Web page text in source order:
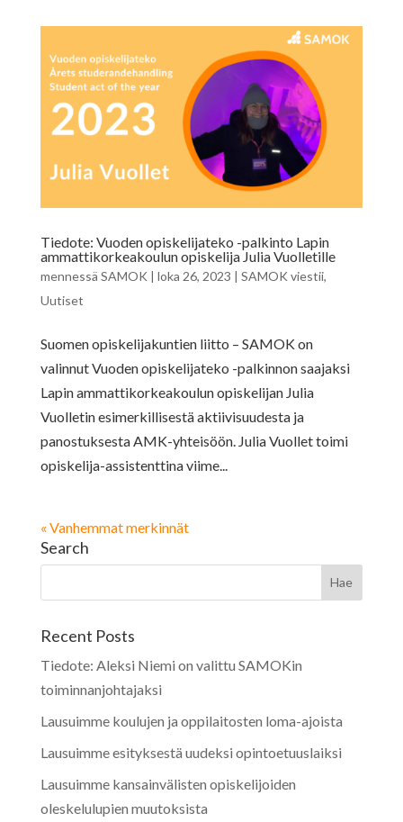
Tiedote: Vuoden opiskelijateko -palkinto Lapin
ammattikorkeakoulun opiskelija Julia Vuolletille
mennessä SAMOK | loka 26, 2023 | SAMOK viestii,
Uutiset
Suomen opiskelijakuntien liitto – SAMOK on
valinnut Vuoden opiskelijateko -palkinnon saajaksi
Lapin ammattikorkeakoulun opiskelijan Julia
Vuolletin esimerkillisestä aktiivisuudesta ja
panostuksesta AMK-yhteisöön. Julia Vuollet toimi
opiskelija-assistenttina viime...
« Vanhemmat merkinnät
Search
Recent Posts
Tiedote: Aleksi Niemi on valittu SAMOKin
toiminnanjohtajaksi
Lausuimme koulujen ja oppilaitosten loma-ajoista
Lausuimme esityksestä uudeksi opintoetuuslaiksi
Lausuimme kansainvälisten opiskelijoiden
oleskelulupien muutoksista